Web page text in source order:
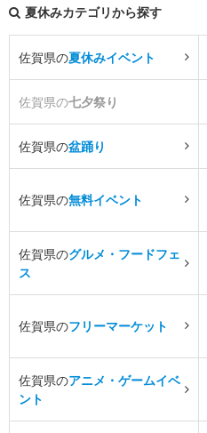
夏休みカテゴリから探す
佐賀県の夏休みイベント
佐賀県の七夕祭り
佐賀県の盆踊り
佐賀県の無料イベント
佐賀県のグルメ・フードフェ
ス
佐賀県のフリーマーケット
佐賀県のアニメ・ゲームイベ
ント